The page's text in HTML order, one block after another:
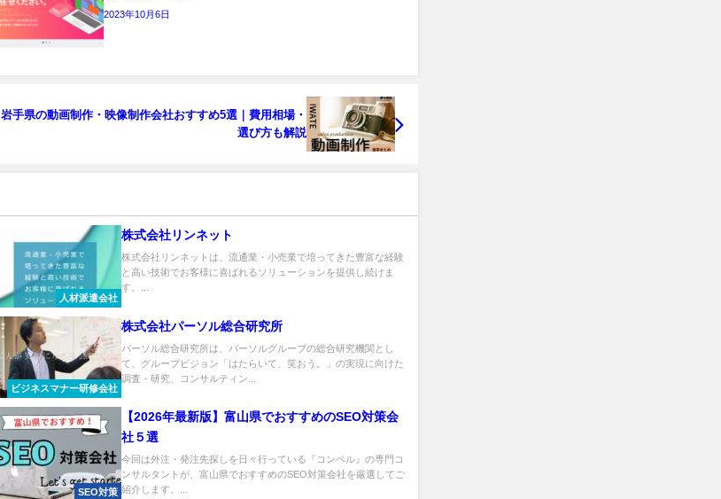
2023年10月6日
岩手県の動画制作・映像制作会社おすすめ5選｜費用相場・
選び方も解説
人材派遣会社
株式会社リンネット
株式会社リンネットは、流通業・小売業で培ってきた豊富な経験
と高い技術でお客様に喜ばれるソリューションを提供し続けま
す。...
ビジネスマナー研修会社
株式会社パーソル総合研究所
パーソル総合研究所は、パーソルグループの総合研究機関とし
て、グループビジョン「はたらいて、笑おう。」の実現に向けた
調査・研究、コンサルティン...
SEO対策
【2026年最新版】富山県でおすすめのSEO対策会
社５選
今回は外注・発注先探しを日々行っている『コンペル』の専門コ
ンサルタントが、富山県でおすすめのSEO対策会社を厳選してご
紹介します。...